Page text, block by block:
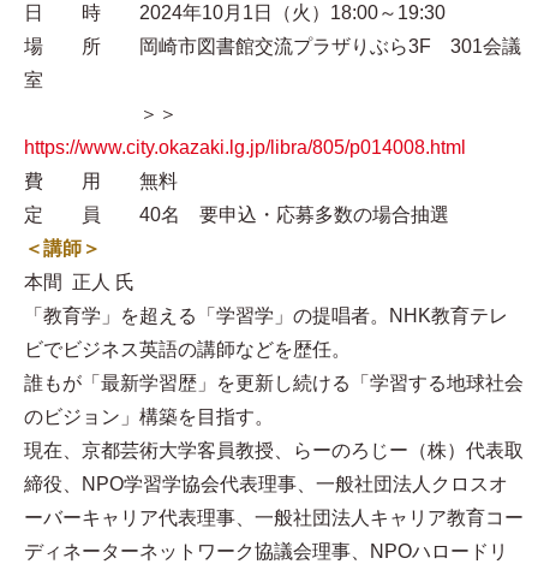
日 時 2024年10月1日（火）18:00～19:30
場 所 岡崎市図書館交流プラザりぶら3F 301会議
室
＞＞
https://www.city.okazaki.lg.jp/libra/805/p014008.html
費 用 無料
定 員 40名 要申込・応募多数の場合抽選
＜講師＞
本間 正人 氏
「教育学」を超える「学習学」の提唱者。NHK教育テレ
ビでビジネス英語の講師などを歴任。
誰もが「最新学習歴」を更新し続ける「学習する地球社会
のビジョン」構築を目指す。
現在、京都芸術大学客員教授、らーのろじー（株）代表取
締役、NPO学習学協会代表理事、一般社団法人クロスオ
ーバーキャリア代表理事、一般社団法人キャリア教育コー
ディネーターネットワーク協議会理事、NPOハロードリ